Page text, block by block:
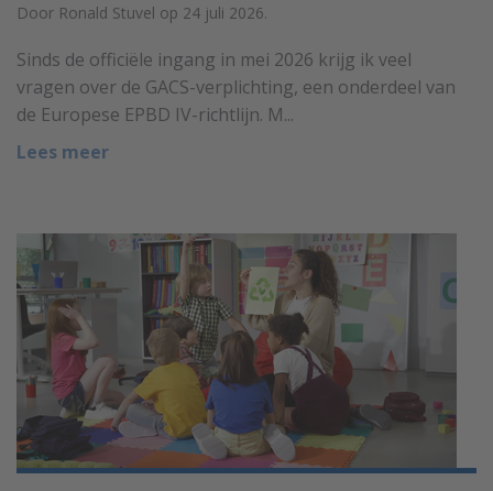
Door Ronald Stuvel op 24 juli 2026.
Sinds de officiële ingang in mei 2026 krijg ik veel
vragen over de GACS-verplichting, een onderdeel van
de Europese EPBD IV-richtlijn. M...
Lees meer